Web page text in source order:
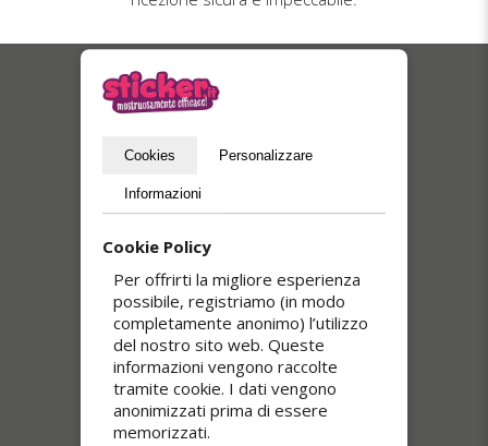
I nostri più venduti
Adesivi trasparenti
Cookies Personalizzare
Informazioni
Cookie Policy
Per offrirti la migliore esperienza
possibile, registriamo (in modo
completamente anonimo) l’utilizzo
del nostro sito web. Queste
informazioni vengono raccolte
tramite cookie. I dati vengono
anonimizzati prima di essere
memorizzati.